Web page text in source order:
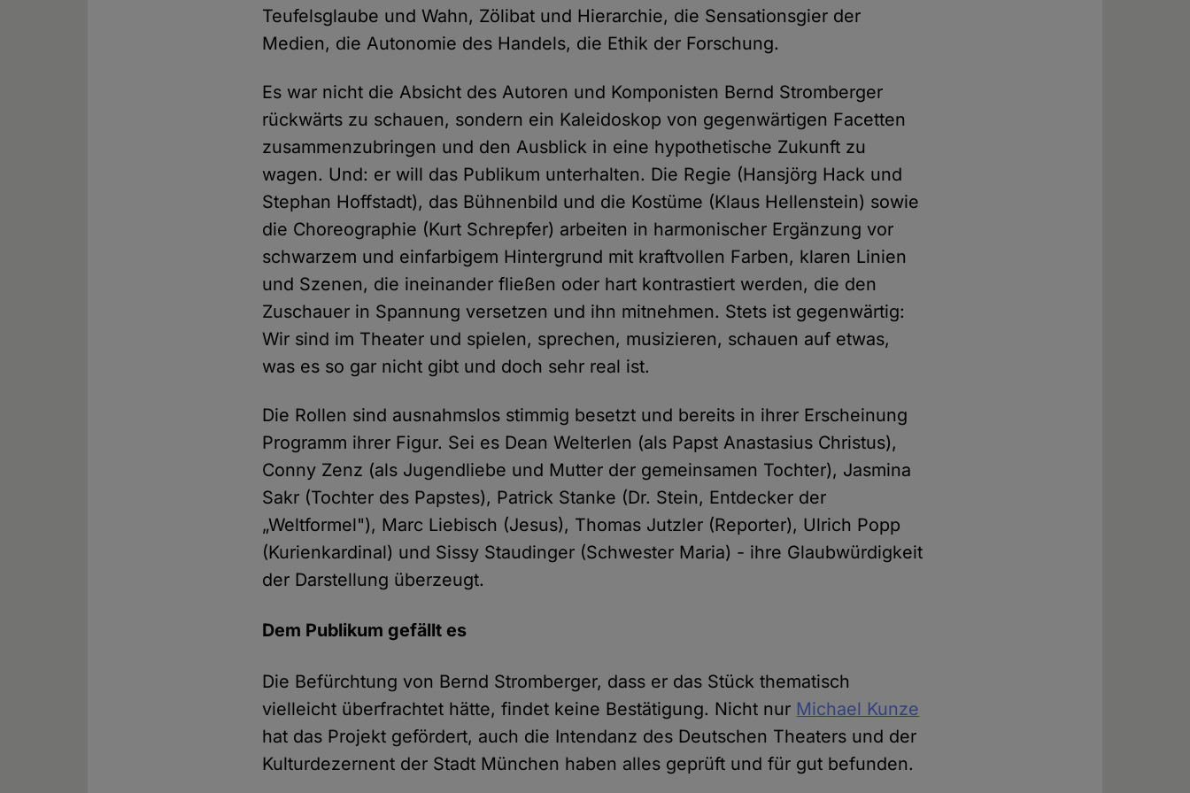
Teufelsglaube und Wahn, Zölibat und Hierarchie, die Sensationsgier der
Medien, die Autonomie des Handels, die Ethik der Forschung.
Es war nicht die Absicht des Autoren und Komponisten Bernd Stromberger
rückwärts zu schauen, sondern ein Kaleidoskop von gegenwärtigen Facetten
zusammenzubringen und den Ausblick in eine hypothetische Zukunft zu
wagen. Und: er will das Publikum unterhalten. Die Regie (Hansjörg Hack und
Stephan Hoffstadt), das Bühnenbild und die Kostüme (Klaus Hellenstein) sowie
die Choreographie (Kurt Schrepfer) arbeiten in harmonischer Ergänzung vor
schwarzem und einfarbigem Hintergrund mit kraftvollen Farben, klaren Linien
und Szenen, die ineinander fließen oder hart kontrastiert werden, die den
Zuschauer in Spannung versetzen und ihn mitnehmen. Stets ist gegenwärtig:
Wir sind im Theater und spielen, sprechen, musizieren, schauen auf etwas,
was es so gar nicht gibt und doch sehr real ist.
Die Rollen sind ausnahmslos stimmig besetzt und bereits in ihrer Erscheinung
Programm ihrer Figur. Sei es Dean Welterlen (als Papst Anastasius Christus),
Conny Zenz (als Jugendliebe und Mutter der gemeinsamen Tochter), Jasmina
Sakr (Tochter des Papstes), Patrick Stanke (Dr. Stein, Entdecker der
„Weltformel"), Marc Liebisch (Jesus), Thomas Jutzler (Reporter), Ulrich Popp
(Kurienkardinal) und Sissy Staudinger (Schwester Maria) - ihre Glaubwürdigkeit
der Darstellung überzeugt.
Dem Publikum gefällt es
Die Befürchtung von Bernd Stromberger, dass er das Stück thematisch
vielleicht überfrachtet hätte, findet keine Bestätigung. Nicht nur Michael Kunze
hat das Projekt gefördert, auch die Intendanz des Deutschen Theaters und der
Kulturdezernent der Stadt München haben alles geprüft und für gut befunden.